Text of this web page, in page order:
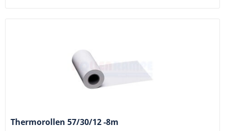
Thermorollen 57/30/12 -8m